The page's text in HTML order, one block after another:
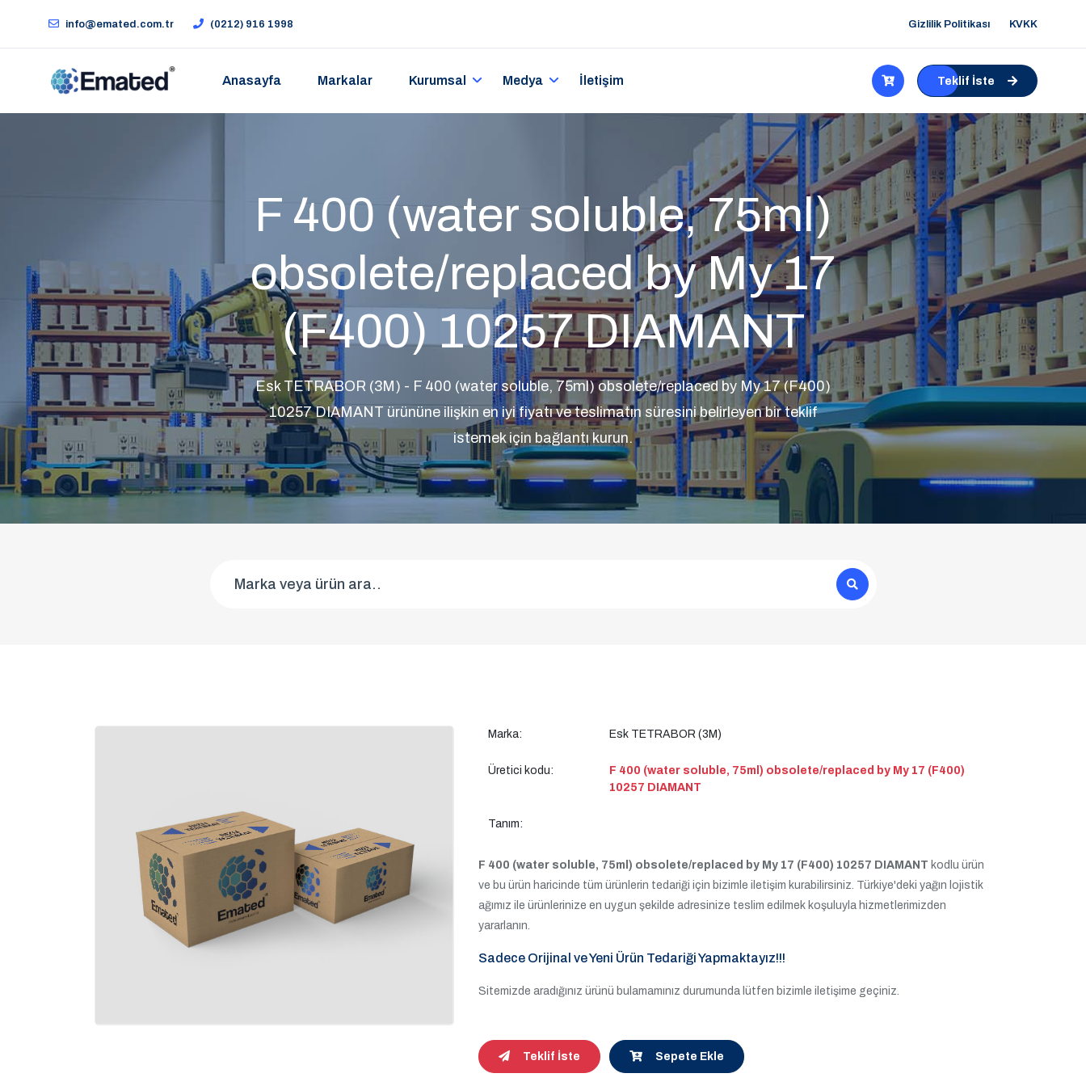
info@emated.com.tr (0212) 916 1998 Gizlilik Politikası KVKK
Anasayfa Markalar Kurumsal Medya İletişim Teklif İste
F 400 (water soluble, 75ml)
obsolete/replaced by My 17
(F400) 10257 DIAMANT
Esk TETRABOR (3M) - F 400 (water soluble, 75ml) obsolete/replaced by My 17 (F400)
10257 DIAMANT ürününe ilişkin en iyi fiyatı ve teslimatın süresini belirleyen bir teklif
istemek için bağlantı kurun.
Marka: Esk TETRABOR (3M)
Üretici kodu:
F 400 (water soluble, 75ml) obsolete/replaced by My 17 (F400)
10257 DIAMANT
Tanım:
F 400 (water soluble, 75ml) obsolete/replaced by My 17 (F400) 10257 DIAMANT kodlu ürün
ve bu ürün haricinde tüm ürünlerin tedariği için bizimle iletişim kurabilirsiniz. Türkiye'deki yağın lojistik
ağımız ile ürünlerinize en uygun şekilde adresinize teslim edilmek koşuluyla hizmetlerimizden
yararlanın.
Sadece Orijinal ve Yeni Ürün Tedariği Yapmaktayız!!!
Sitemizde aradığınız ürünü bulamamınız durumunda lütfen bizimle iletişime geçiniz.
Teklif İste Sepete Ekle